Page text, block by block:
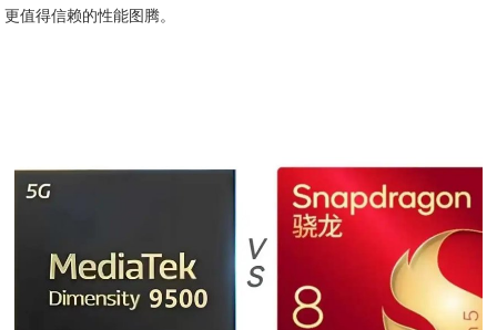
更值得信赖的性能图腾。